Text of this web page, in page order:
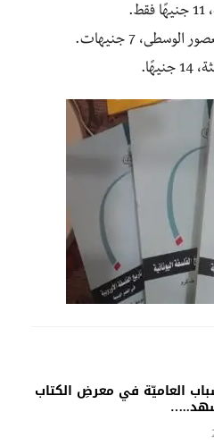
7 جنيهات.
العاميّة في معرضِ الكتاب